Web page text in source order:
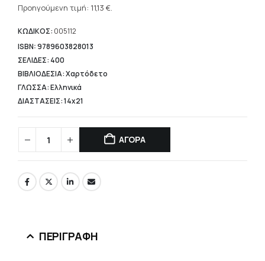
15,90 €.
τρέχουσα
είναι:
11,13 €.
Προηγούμενη τιμή: 11,13 €.
ΚΩΔΙΚΟΣ: 005112
ISBN: 9789603828013
ΣΕΛΙΔΕΣ: 400
ΒΙΒΛΙΟΔΕΣΙΑ: Χαρτόδετο
ΓΛΩΣΣΑ: Ελληνικά
ΔΙΑΣΤΑΣΕΙΣ: 14x21
ΑΓΟΡΑ
ΠΕΡΙΓΡΑΦΉ